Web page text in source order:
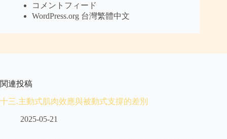
コメントフィード
WordPress.org 台灣繁體中文
関連投稿
十三.主動式肌肉效應與被動式支撐的差別
2025-05-21